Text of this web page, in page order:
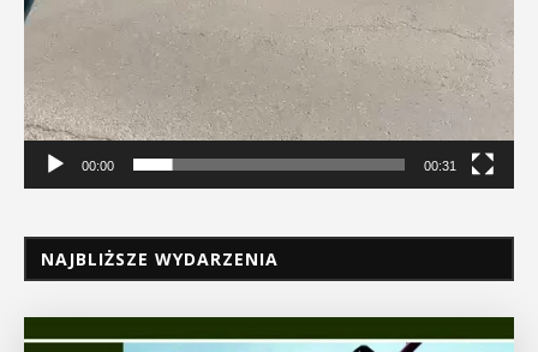
00:00 00:31
NAJBLIŻSZE WYDARZENIA